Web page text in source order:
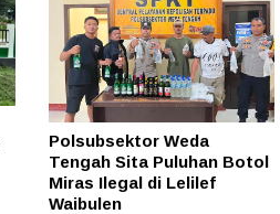
Polsubsektor Weda
Tengah Sita Puluhan Botol
Miras Ilegal di Lelilef
Waibulen